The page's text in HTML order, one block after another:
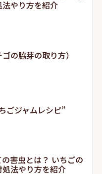
やり方を紹介
の脇芽の取り方）
ごジャムレシピ”
害虫とは？ いちごの
法やり方を紹介